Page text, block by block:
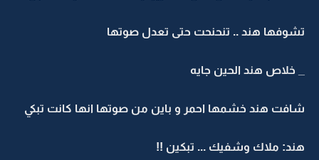
تشوفها هند .. تنحنحت حتى تعدل صوتها
_ خلاص هند الحين جايه
شافت هند خشمها احمر و باين من صوتها انها كانت تبكي
هند: ملاك وشفيك ... تبكين !!